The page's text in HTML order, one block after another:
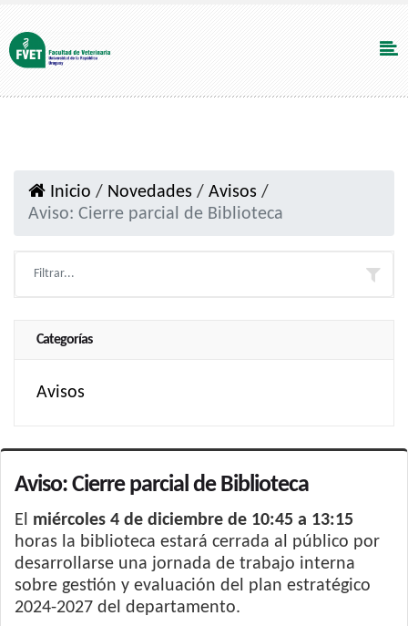
Inicio / Novedades / Avisos /
Aviso: Cierre parcial de Biblioteca
Categorías
Avisos
Aviso: Cierre parcial de Biblioteca
El miércoles 4 de diciembre de 10:45 a 13:15
horas la biblioteca estará cerrada al público por
desarrollarse una jornada de trabajo interna
sobre gestión y evaluación del plan estratégico
2024-2027 del departamento.